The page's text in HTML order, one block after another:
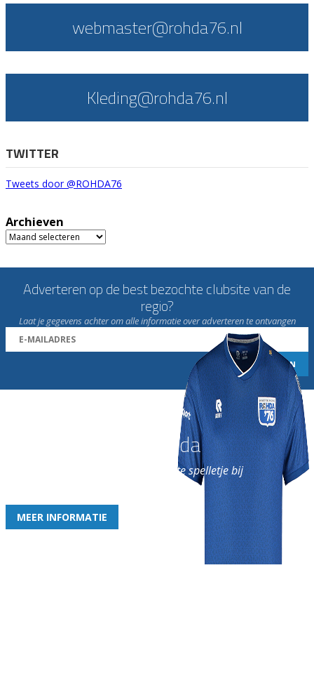
webmaster@rohda76.nl
Kleding@rohda76.nl
TWITTER
Tweets door @ROHDA76
Archieven
Archieven
Adverteren op de best bezochte clubsite van de
regio?
Laat je gegevens achter om alle informatie over adverteren te ontvangen
Word nu lid van Rohda
en geniet iedere week van het leukste spelletje bij
MEER INFORMATIE